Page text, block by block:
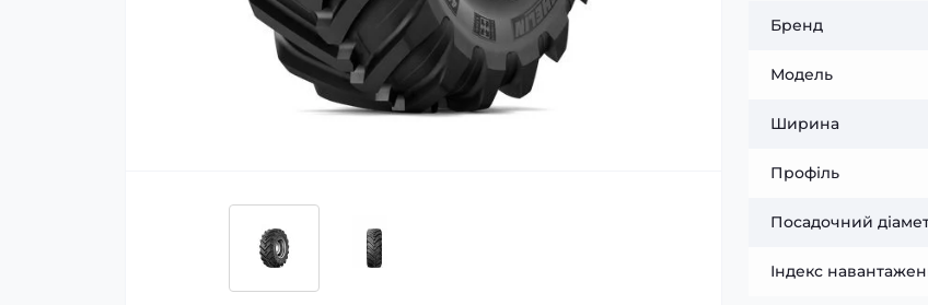
Бренд
Модель
Ширина
Профіль
Посадочний
Індекс